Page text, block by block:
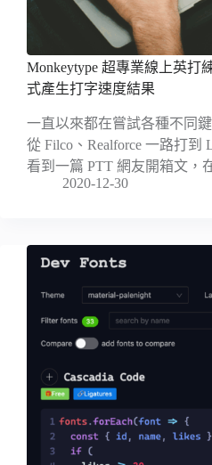
Monkeytype 超專業線上英打
式產生打字速度結果
一直以來都在嘗試各種不同
從 Filco、Realforce 一路打到
看到一篇 PTT 網友開箱文，
2020-12-30